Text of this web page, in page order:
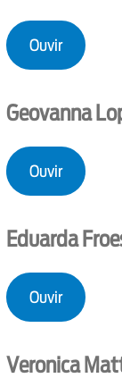
Ouvir
Geovanna
Ouvir
Eduarda
Ouvir
Veronica